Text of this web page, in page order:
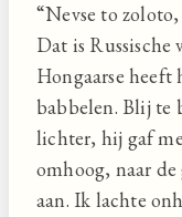
“Nevse to
Dat is Russische
Hongaarse
babbelen. Blij te
lichter, hij gaf
omhoog, naar
aan. Ik lachte